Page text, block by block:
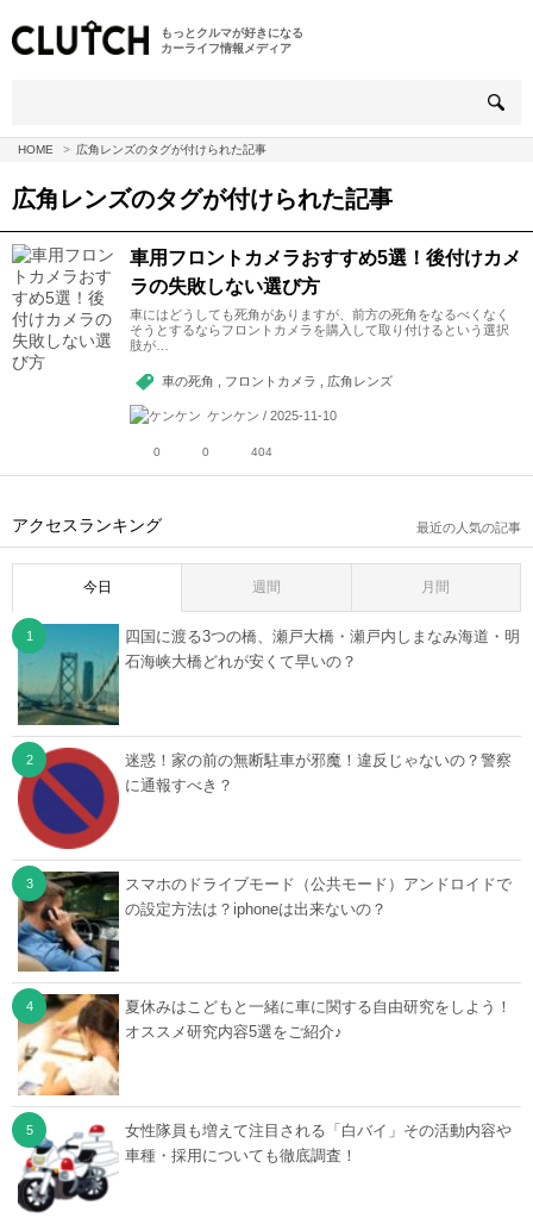
もっとクルマが好きになる
カーライフ情報メディア
HOME 広角レンズのタグが付けられた記事
広角レンズのタグが付けられた記事
車用フロントカメラおすすめ5選！後付けカメ
ラの失敗しない選び方
車にはどうしても死角がありますが、前方の死角をなるべくなく
そうとするならフロントカメラを購入して取り付けるという選択
肢が…
車の死角 , フロントカメラ , 広角レンズ
ケンケン / 2025-11-10
0 0 404
アクセスランキング 最近の人気の記事
今日 週間 月間
四国に渡る3つの橋、瀬戸大橋・瀬戸内しまなみ海道・明
石海峡大橋どれが安くて早いの？
迷惑！家の前の無断駐車が邪魔！違反じゃないの？警察
に通報すべき？
スマホのドライブモード（公共モード）アンドロイドで
の設定方法は？iphoneは出来ないの？
夏休みはこどもと一緒に車に関する自由研究をしよう！
オススメ研究内容5選をご紹介♪
女性隊員も増えて注目される「白バイ」その活動内容や
車種・採用についても徹底調査！